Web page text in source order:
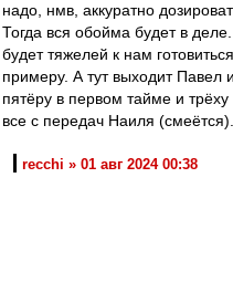
надо, нмв, аккуратно
Тогда вся обойма будет в
будет тяжелей к нам
примеру. А тут выходит Павел
пятёру в первом тайме и
все с передач Наиля (смеётся).
recchi » 01 авг 2024 00:38